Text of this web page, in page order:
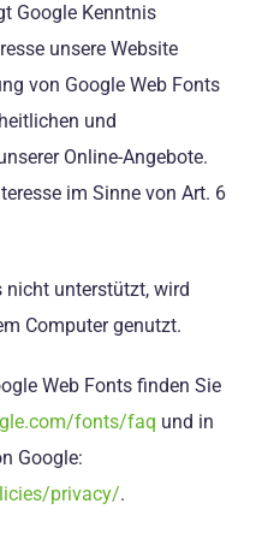
Google Kenntnis
unsere Website
von Google Web Fonts
und
Online-Angebote.
im Sinne von Art. 6
nicht unterstützt, wird
Computer genutzt.
Web Fonts finden Sie
fonts/faq und in
Google:
privacy/.